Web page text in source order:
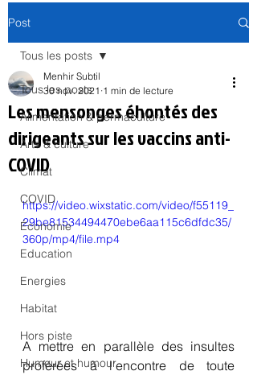
Post
Tous les posts
Alimentation & permaculture
Arts & culture
Climat
COVID
Économie
Education
Energies
Habitat
Hors piste
Humeur et humour
Tous les posts
Les mensonges éhontés des
dirigeants sur les vaccins anti-
COVID
Menhir Subtil
30 nov. 2021 1 min de lecture
https://video.wixstatic.com/video/f55119_
29be81534494470ebe6aa115c6dfdc35/
360p/mp4/file.mp4
A mettre en parallèle des insultes
proférées à l'encontre de toute